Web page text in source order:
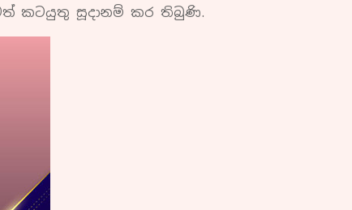
කටයුතු සූදානම් කර තිබුණි.